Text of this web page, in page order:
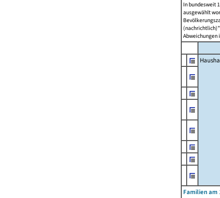
In bundesweit
ausgewählt
Abweichungen
Familien am